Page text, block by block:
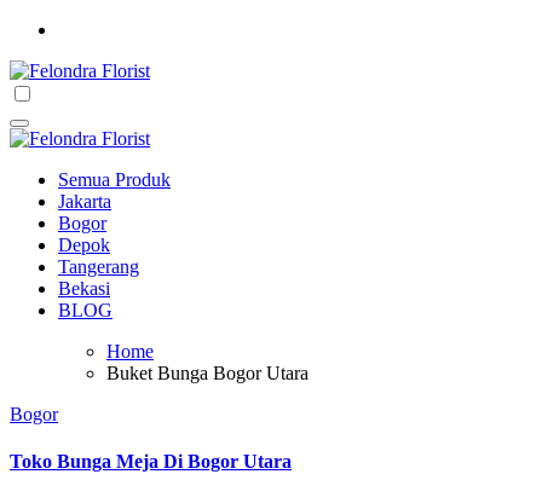
Skip
content
Semua Produk
Jakarta
Bogor
Depok
Tangerang
Bekasi
BLOG
Home
Buket Bunga Bogor Utara
Bogor
Toko Bunga Meja Di Bogor Utara